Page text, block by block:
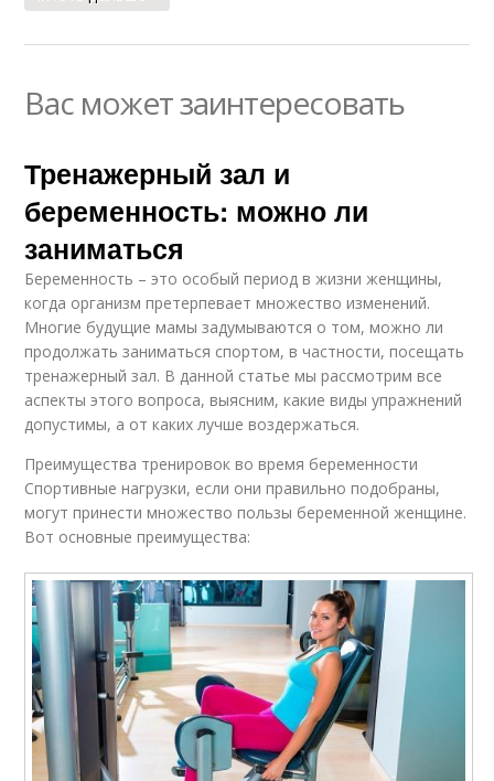
Вас может заинтересовать
Тренажерный зал и
беременность: можно ли
заниматься
Беременность – это особый период в жизни женщины,
когда организм претерпевает множество изменений.
Многие будущие мамы задумываются о том, можно ли
продолжать заниматься спортом, в частности, посещать
тренажерный зал. В данной статье мы рассмотрим все
аспекты этого вопроса, выясним, какие виды упражнений
допустимы, а от каких лучше воздержаться.
Преимущества тренировок во время беременности
Спортивные нагрузки, если они правильно подобраны,
могут принести множество пользы беременной женщине.
Вот основные преимущества: